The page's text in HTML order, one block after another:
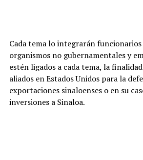
Cada tema lo integrarán
organismos no gubernamentales y
estén ligados a cada tema, la
aliados en Estados Unidos para la
exportaciones sinaloenses o en su
inversiones a Sinaloa.